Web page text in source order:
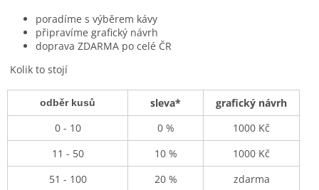
poradíme s výběrem kávy
připravíme grafický návrh
doprava ZDARMA po celé ČR
Kolik to stojí
odběr kusů sleva*
grafický návrh
0 - 10
0 %
1000 Kč
11 - 50
10 %
1000 Kč
51 - 100
20 %
zdarma